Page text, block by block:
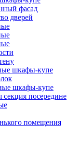
фасад
дверей
шкафы-купе
шкафы-купе
секция посередине
помещения